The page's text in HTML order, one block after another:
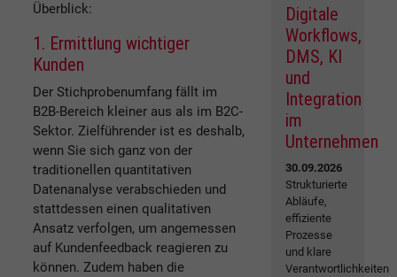
Überblick:
1. Ermittlung wichtiger
Kunden
Der Stichprobenumfang fällt im
B2B-Bereich kleiner aus als im B2C-
Sektor. Zielführender ist es deshalb,
wenn Sie sich ganz von der
traditionellen quantitativen
Datenanalyse verabschieden und
stattdessen einen qualitativen
Ansatz verfolgen, um angemessen
auf Kundenfeedback reagieren zu
können. Zudem haben die
Digitale
Workflows,
DMS, KI
und
Integration
im
Unternehmen
30.09.2026
Strukturierte
Abläufe,
effiziente
Prozesse
und klare
Verantwortlichkeiten